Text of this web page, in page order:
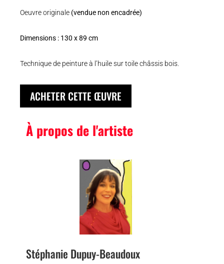
Oeuvre originale (vendue non encadrée)
Dimensions : 130 x 89 cm
Technique de peinture à l’huile sur toile châssis bois.
ACHETER CETTE ŒUVRE
À propos de l'artiste
Stéphanie Dupuy-Beaudoux